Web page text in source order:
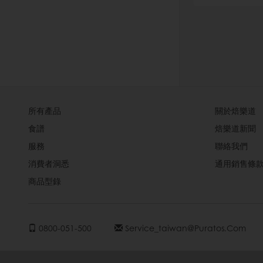
所有產品
食譜
服務
消費者洞悉
商品型錄
關於焙樂道
焙樂道新聞
聯絡我們
通用銷售條款
0800-051-500 Service_taiwan@puratos.com